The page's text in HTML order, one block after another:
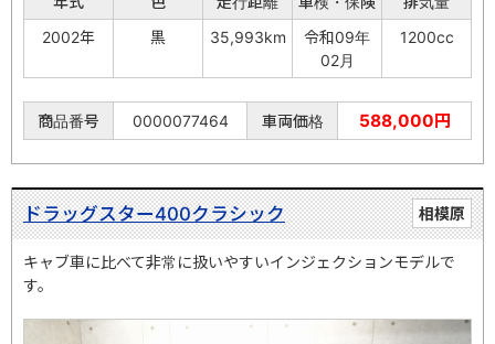
2002年
黒 35,993km
令和09年
02月
1200cc
商品番号 0000077464 車両価格 588,000円
相模原
ドラッグスター400クラシック
キャブ車に比べて非常に扱いやすいインジェクションモデルで
す。